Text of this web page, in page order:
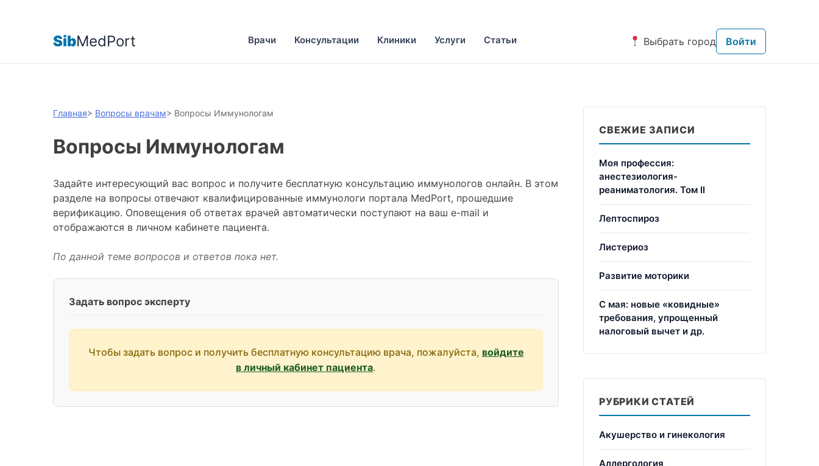
SibMedPort Врачи Консультации Клиники Услуги Статьи Выбрать город Войти
Главная> Вопросы врачам> Вопросы Иммунологам
Вопросы Иммунологам
Задайте интересующий вас вопрос и получите бесплатную консультацию иммунологов онлайн. В этом
разделе на вопросы отвечают квалифицированные иммунологи портала MedPort, прошедшие
верификацию. Оповещения об ответах врачей автоматически поступают на ваш e-mail и
отображаются в личном кабинете пациента.
По данной теме вопросов и ответов пока нет.
Задать вопрос эксперту
Чтобы задать вопрос и получить бесплатную консультацию врача, пожалуйста, войдите
в личный кабинет пациента.
СВЕЖИЕ ЗАПИСИ
Моя профессия:
анестезиология-
реаниматология. Том II
Лептоспироз
Листериоз
Развитие моторики
С мая: новые «ковидные»
требования, упрощенный
налоговый вычет и др.
РУБРИКИ СТАТЕЙ
Акушерство и гинекология
Аллергология